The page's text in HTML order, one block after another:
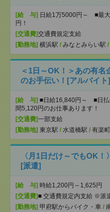
[給 与] 日給1万5000円～ ■最
円！
[交通費]交通費規定支給
[勤務地] 横浜駅 / みなとみらい駅 /
＜1日～OK！＞あの有
のお手伝い！[アルバイト]
[給 与] ■日給16,840円～ ■日
間5,120円のお仕事あります！
[交通費]一部支給
[勤務地] 東京駅 / 水道橋駅 / 有楽
〈月1日だけ～でもOK
[派遣]
[給 与] 時給1,200円～1,625円
[交通費]■ 交通費規定内支給 ※派
[勤務地] 甲府駅からバイク・車 /